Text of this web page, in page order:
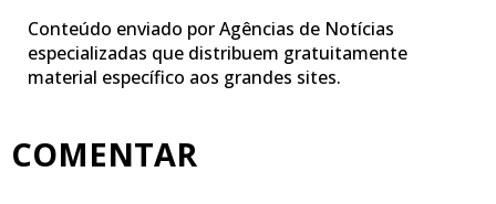
Conteúdo enviado por Agências de Notícias
especializadas que distribuem gratuitamente
material específico aos grandes sites.
COMENTAR